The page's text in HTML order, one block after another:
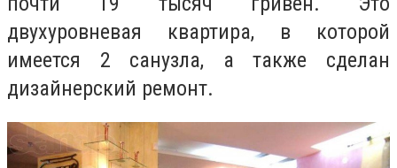
двухуровневая квартира, в которой
имеется 2 санузла, а также сделан
дизайнерский ремонт.